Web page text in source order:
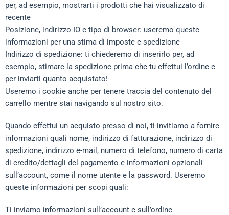
per, ad esempio, mostrarti i prodotti che hai visualizzato di
recente
Posizione, indirizzo IO e tipo di browser: useremo queste
informazioni per una stima di imposte e spedizione
Indirizzo di spedizione: ti chiederemo di inserirlo per, ad
esempio, stimare la spedizione prima che tu effettui l’ordine e
per inviarti quanto acquistato!
Useremo i cookie anche per tenere traccia del contenuto del
carrello mentre stai navigando sul nostro sito.
Quando effettui un acquisto presso di noi, ti invitiamo a fornire
informazioni quali nome, indirizzo di fatturazione, indirizzo di
spedizione, indirizzo e-mail, numero di telefono, numero di carta
di credito/dettagli del pagamento e informazioni opzionali
sull’account, come il nome utente e la password. Useremo
queste informazioni per scopi quali:
Ti inviamo informazioni sull’account e sull’ordine